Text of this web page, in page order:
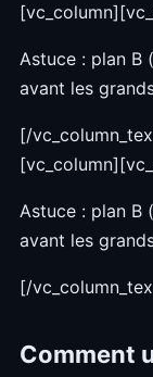
Astuce : plan B
avant les
[/
Astuce : plan B
avant les
[/
Comment